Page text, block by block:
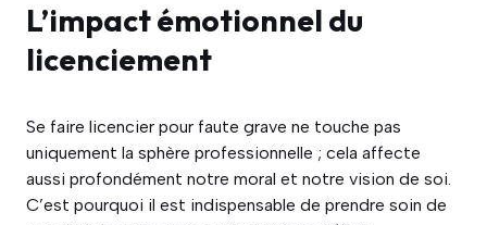
L’impact émotionnel du
licenciement
Se faire licencier pour faute grave ne touche pas
uniquement la sphère professionnelle ; cela affecte
aussi profondément notre moral et notre vision de soi.
C’est pourquoi il est indispensable de prendre soin de